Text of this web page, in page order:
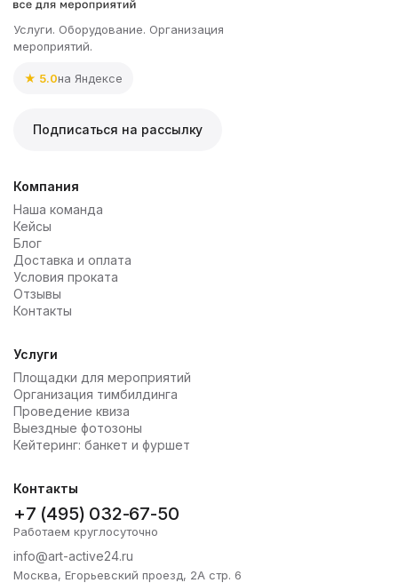
Услуги. Оборудование. Организация
мероприятий.
★ 5.0на Яндексе
Подписаться на рассылку
Компания
Наша команда
Кейсы
Блог
Доставка и оплата
Условия проката
Отзывы
Контакты
Услуги
Площадки для мероприятий
Организация тимбилдинга
Проведение квиза
Выездные фотозоны
Кейтеринг: банкет и фуршет
Контакты
+7 (495) 032-67-50
Работаем круглосуточно
info@art-active24.ru
Москва, Егорьевский проезд, 2А стр. 6